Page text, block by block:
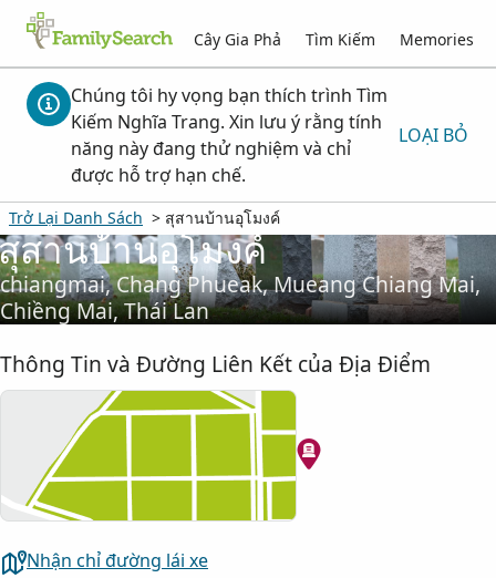
Cây Gia Phả Tìm Kiếm Memories
Chúng tôi hy vọng bạn thích trình Tìm
Kiếm Nghĩa Trang. Xin lưu ý rằng tính
năng này đang thử nghiệm và chỉ
được hỗ trợ hạn chế.
LOẠI BỎ
Trở Lại Danh Sách > สุสานบ้านอุโมงค์
สานบ้านอุโมงค์
chiangmai, Chang Phueak, Mueang Chiang Mai,
Chiềng Mai, Thái Lan
Thông Tin và Đường Liên Kết của Địa Điểm
Nhận chỉ đường lái xe